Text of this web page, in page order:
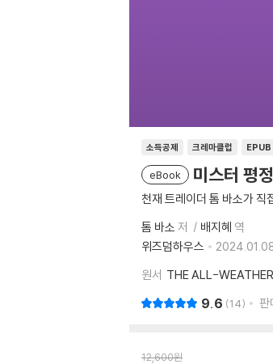
소득공제 크레마클럽 EPUB
eBook 미스터 평
천재 트레이더 톰 바소가 직
톰 바소 저 배지혜 역
위즈덤하우스
원서 THE ALL-
9.6 14 판
12,600원